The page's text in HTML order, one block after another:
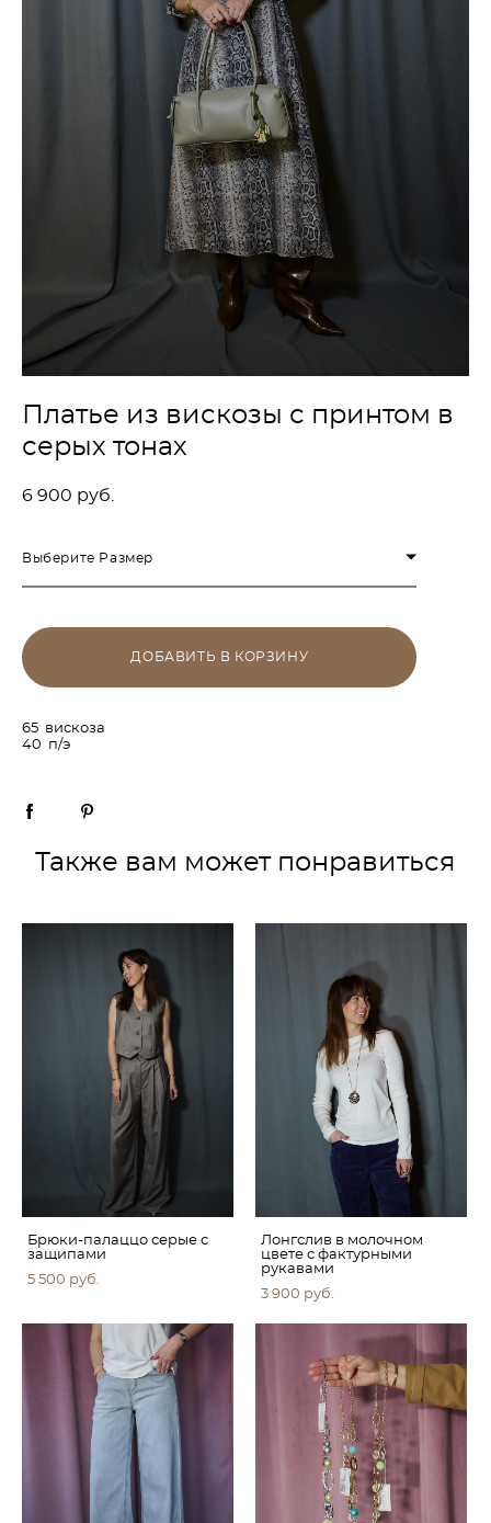
Платье из вискозы с принтом в
серых тонах
6 900 pуб.
Выберите Размер
ДОБАВИТЬ В КОРЗИНУ
65 вискоза
40 п/э
Также вам может понравиться
Брюки-палаццо серые с
защипами
5 500 pуб.
Лонгслив в молочном
цвете с фактурными
рукавами
3 900 pуб.